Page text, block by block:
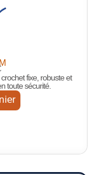
fixe, robuste et
toute sécurité.